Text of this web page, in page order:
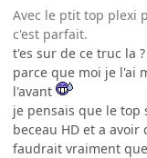
Avec le ptit top plexi
c'est parfait.
t'es sur de ce truc la ?
parce que moi je l'ai
l'avant
je pensais que le
beceau HD et a
faudrait vraiment